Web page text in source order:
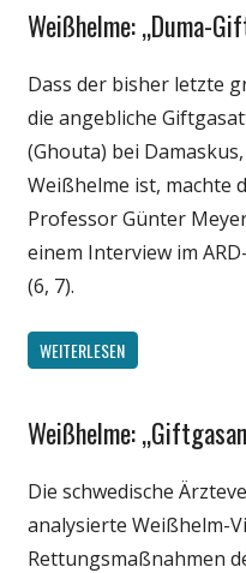
Gesellschaft
Politik
Wissenschaft
Weißhelme: „Duma-
Dass der bisher letzte
die angebliche
(Ghouta) bei
Weißhelme ist, machte
Professor Günter
einem Interview im
(6, 7).
WEITERLESEN
Gesellschaft
Politik
Wissenschaft
Weißhelme:
Die schwedische
analysierte Weißhelm-
Rettungsmaßnahmen